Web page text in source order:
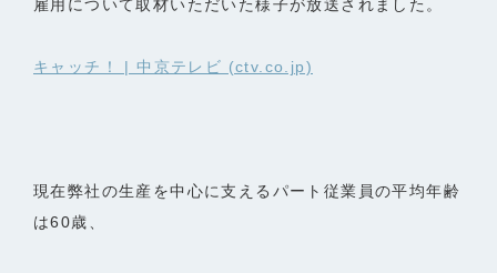
雇用について取材いただいた様子が放送されました。
キャッチ！ | 中京テレビ (ctv.co.jp)
現在弊社の生産を中心に支えるパート従業員の平均年齢
は60歳、